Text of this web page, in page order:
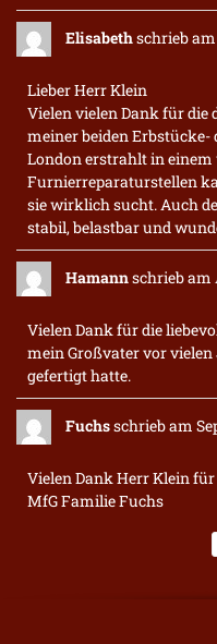
Elisabethschrieb am
Lieber Herr Klein
Vielen vielen Dank für die
meiner beiden
London erstrahlt in
Furnierreparaturstellen
sie wirklich sucht. Auch
stabil, belastbar und
Hamannschrieb am
Vielen Dank für die
mein Großvater vor
gefertigt hatte.
Fuchsschrieb am
Vielen Dank Herr Klein
MfG Familie Fuchs